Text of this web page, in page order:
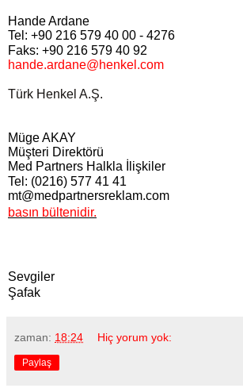
Hande Ardane
Tel: +90 216 579 40 00 - 4276
Faks: +90 216 579 40 92
hande.ardane@henkel.com
Türk Henkel A.Ş.
Müge AKAY
Müşteri
Med Partners Halkla
Tel: (0216) 577 41 41
mt@medpartnersreklam.com
basın bültenidir.
Sevgiler
Şafak
zaman: 18:24 Hiç yorum yok:
Paylaş